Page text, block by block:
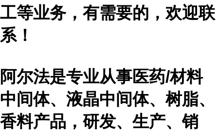
工等业务，有需要的，欢迎联
系！
阿尔法是专业从事医药/材料
中间体、液晶中间体、树脂、
香料产品，研发、生产、销